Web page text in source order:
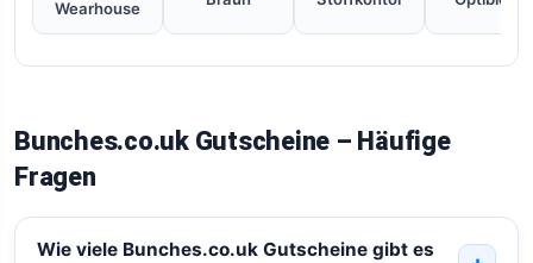
Wearhouse
Bunches.co.uk Gutscheine – Häufige
Fragen
Wie viele Bunches.co.uk Gutscheine gibt es